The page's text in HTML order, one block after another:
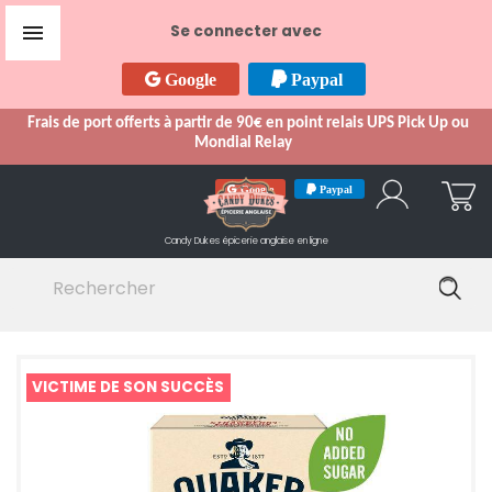
Se connecter avec
Google Paypal
Frais de port offerts à partir de 90€ en point relais UPS Pick Up ou
Mondial Relay

Google Paypal
Candy Dukes épicerie anglaise en ligne
VICTIME DE SON SUCCÈS